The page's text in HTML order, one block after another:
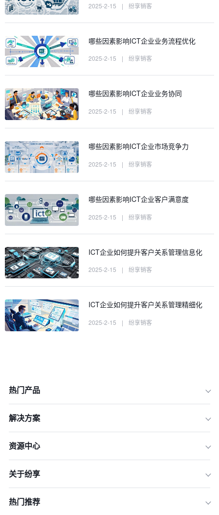
6.客户反馈
2025-2-15 | 纷享销客
哪些因素影响ICT企业业务流程优化
2025-2-15 | 纷享销客
哪些因素影响ICT企业业务协同
2025-2-15 | 纷享销客
哪些因素影响ICT企业市场竞争力
2025-2-15 | 纷享销客
哪些因素影响ICT企业客户满意度
2025-2-15 | 纷享销客
ICT企业如何提升客户关系管理信息化
2025-2-15 | 纷享销客
ICT企业如何提升客户关系管理精细化
2025-2-15 | 纷享销客
热门产品
解决方案
资源中心
关于纷享
热门推荐